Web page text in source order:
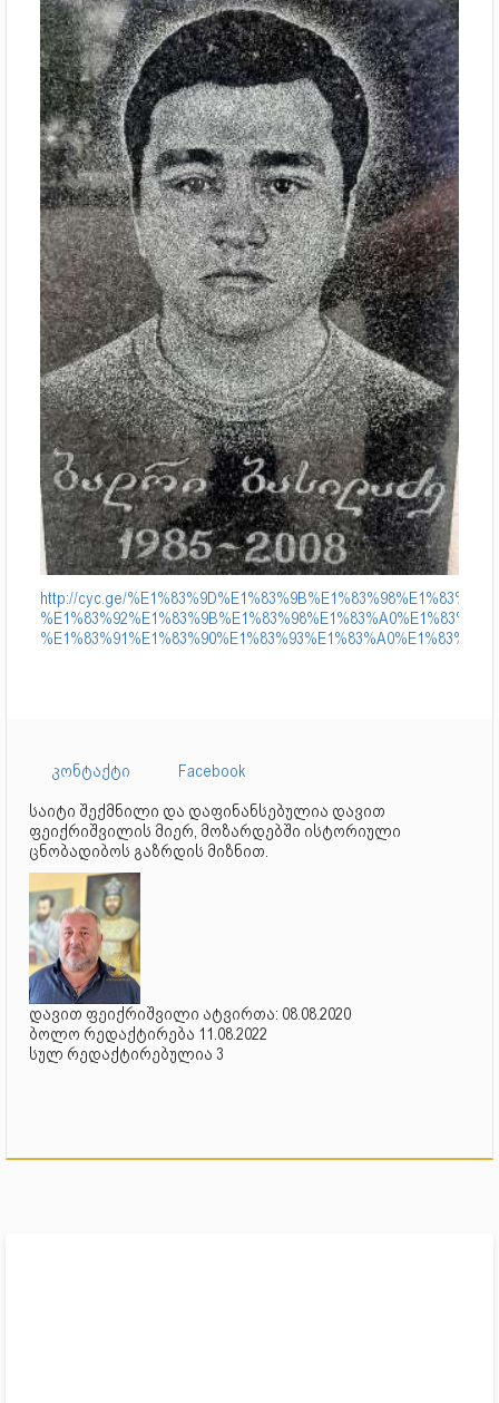
http://cyc.ge/%E1%83%9D%E1%83%9B%E1%83%98%E1%83%A1-
%E1%83%91%E1%83%90%E1%83%93%E1%83%A0%E1%83%98/
კონტაქტი
Facebook
საიტი შექმნილი და დაფინანსებულია დავით
ფეიქრიშვილის მიერ, მოზარდებში ისტორიული
ცნობადიბოს გაზრდის მიზნით.
დავით ფეიქრიშვილი ატვირთა: 08.08.2020
ბოლო რედაქტირება 11.08.2022
სულ რედაქტირებულია 3